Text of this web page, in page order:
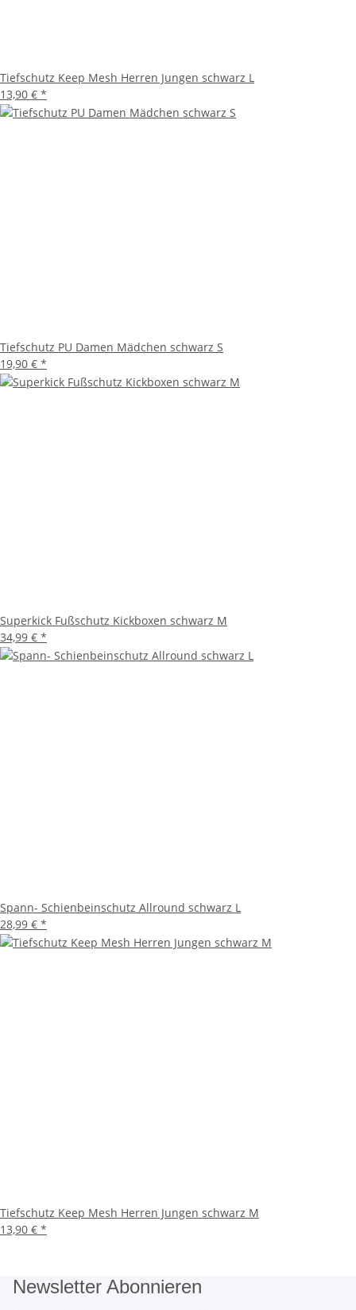
Tiefschutz Keep Mesh Herren Jungen schwarz L
13,90 € *
Tiefschutz PU Damen Mädchen schwarz S
19,90 € *
Superkick Fußschutz Kickboxen schwarz M
34,99 € *
Spann- Schienbeinschutz Allround schwarz L
28,99 € *
Tiefschutz Keep Mesh Herren Jungen schwarz M
13,90 € *
Newsletter Abonnieren